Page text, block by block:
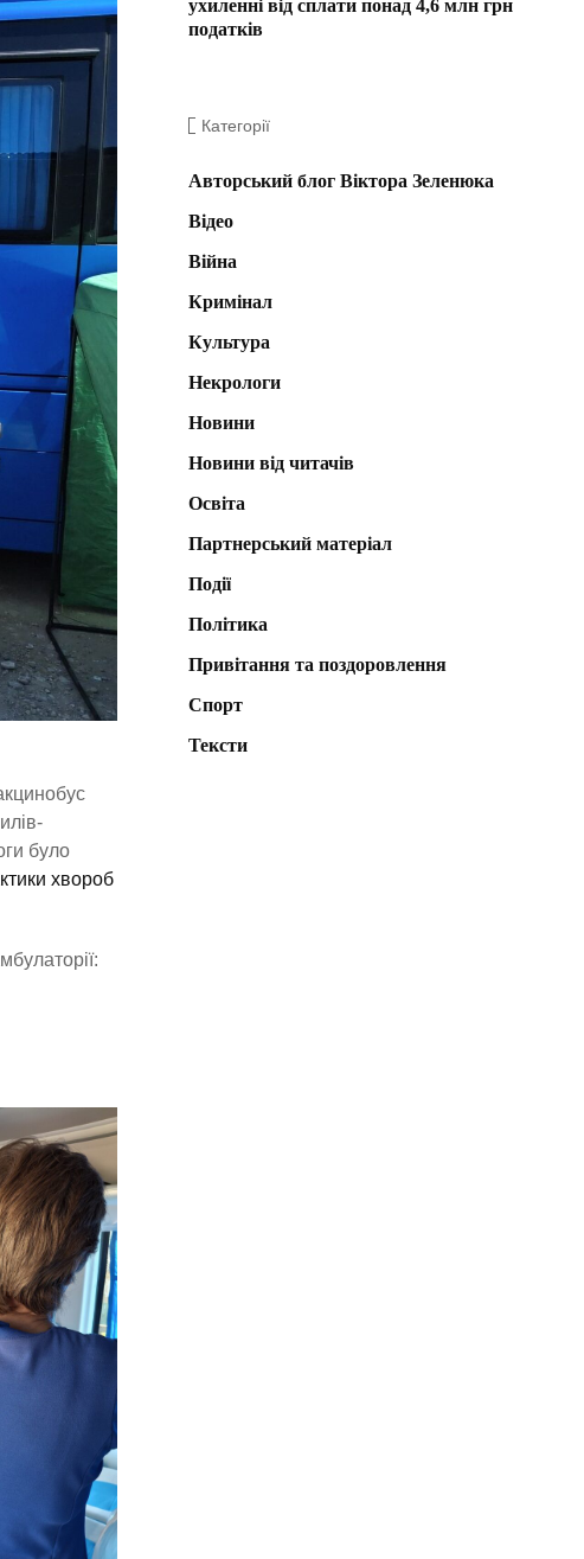
було
хвороб
ухиленні від сплати понад 4,6 млн грн
податків
Категорії
Авторський блог Віктора Зеленюка
Відео
Війна
Кримінал
Культура
Некрологи
Новини
Новини від читачів
Освіта
Партнерський матеріал
Події
Політика
Привітання та поздоровлення
Спорт
Тексти